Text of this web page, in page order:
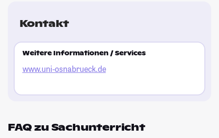
Kontakt
Weitere Informationen / Services
www.uni-osnabrueck.de
FAQ zu Sachunterricht